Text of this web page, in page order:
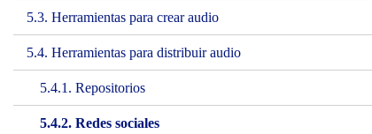
5.3. Herramientas para crear audio
5.4. Herramientas para distribuir audio
5.4.1. Repositorios
5.4.2. Redes sociales